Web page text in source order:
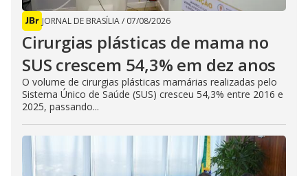
JORNAL DE BRASÍLIA/ 07/08/2026
Cirurgias plásticas de mama no
SUS crescem 54,3% em dez anos
O volume de cirurgias plásticas mamárias realizadas pelo
Sistema Único de Saúde (SUS) cresceu 54,3% entre 2016 e
2025, passando...